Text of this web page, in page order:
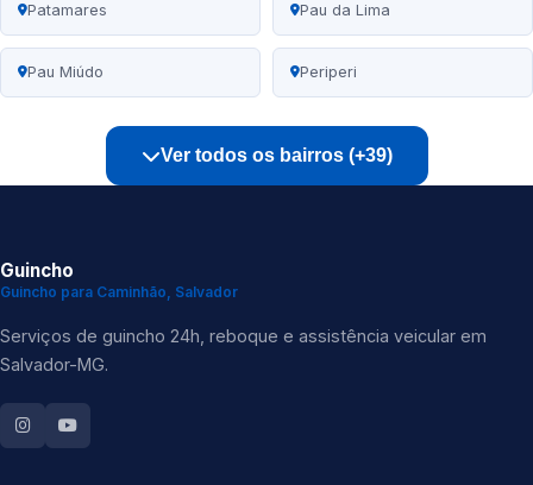
Patamares Pau da Lima
Pau Miúdo Periperi
Ver todos os bairros (+39)
Guincho
Guincho para Caminhão, Salvador
Serviços de guincho 24h, reboque e assistência veicular em
Salvador-MG.